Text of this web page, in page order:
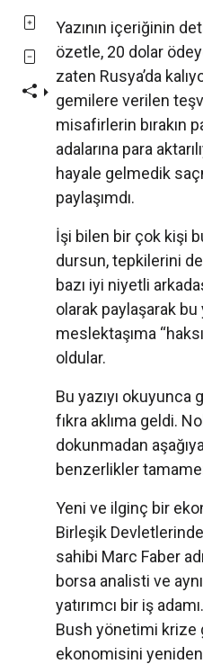
Yazının içeriğinin
özetle, 20 dolar
zaten Rusya’da
gemilere verilen
misafirlerin bırakın
adalarına para
hayale gelmedik
paylaşımdı.
İşi bilen bir çok kişi
dursun, tepkilerini
bazı iyi niyetli
olarak paylaşarak bu
meslektaşıma
oldular.
Bu yazıyı
fıkra aklıma geldi.
dokunmadan
benzerlikler
Yeni ve ilginç bir
Birleşik
sahibi Marc Faber
borsa analisti ve
yatırımcı bir iş
Bush yönetimi krize
ekonomisini yeniden